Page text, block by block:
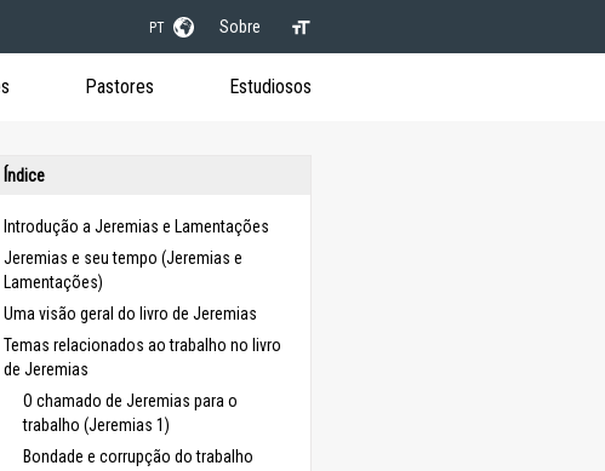
PT Sobre
Pastores Estudiosos
Índice
Introdução a Jeremias e Lamentações
Jeremias e seu tempo (Jeremias e
Lamentações)
Uma visão geral do livro de Jeremias
Temas relacionados ao trabalho no livro
de Jeremias
O chamado de Jeremias para o
trabalho (Jeremias 1)
Bondade e corrupção do trabalho